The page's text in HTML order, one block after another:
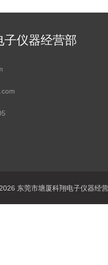
子仪器经营部
东莞市塘厦科翔电子仪器